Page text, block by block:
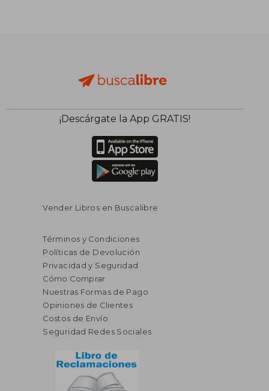
¡Descárgate la App GRATIS!
Vender Libros en Buscalibre
Términos y Condiciones
Políticas de Devolución
Privacidad y Seguridad
Cómo Comprar
Nuestras Formas de Pago
Opiniones de Clientes
Costos de Envío
Seguridad Redes Sociales